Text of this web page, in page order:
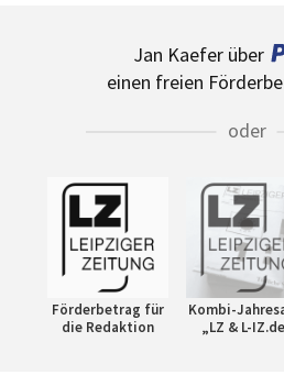
Jan Kaefer über
einen freien
oder
Förderbetrag für
die Redaktion
Kombi-
„LZ & L-